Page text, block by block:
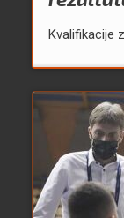
Kvalifikacije